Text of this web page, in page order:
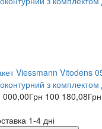
Viessmann Vitodens
з
000,00Грн 100 180,08Грн
1-4 дні